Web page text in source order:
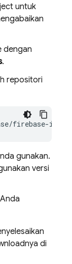
untuk
dengan
.
repositori
gunakan.
versi
di